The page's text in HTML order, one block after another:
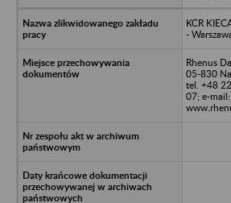
KCR
-
Rhenus
05-830
tel. +48
07; e-